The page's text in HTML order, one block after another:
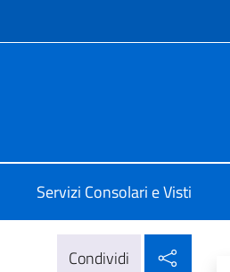
Servizi Consolari e Visti
Condividi